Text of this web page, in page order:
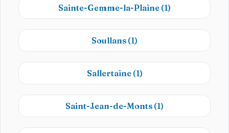
Sainte-Gemme-la-Plaine (1)
Soullans (1)
Sallertaine (1)
Saint-Jean-de-Monts (1)